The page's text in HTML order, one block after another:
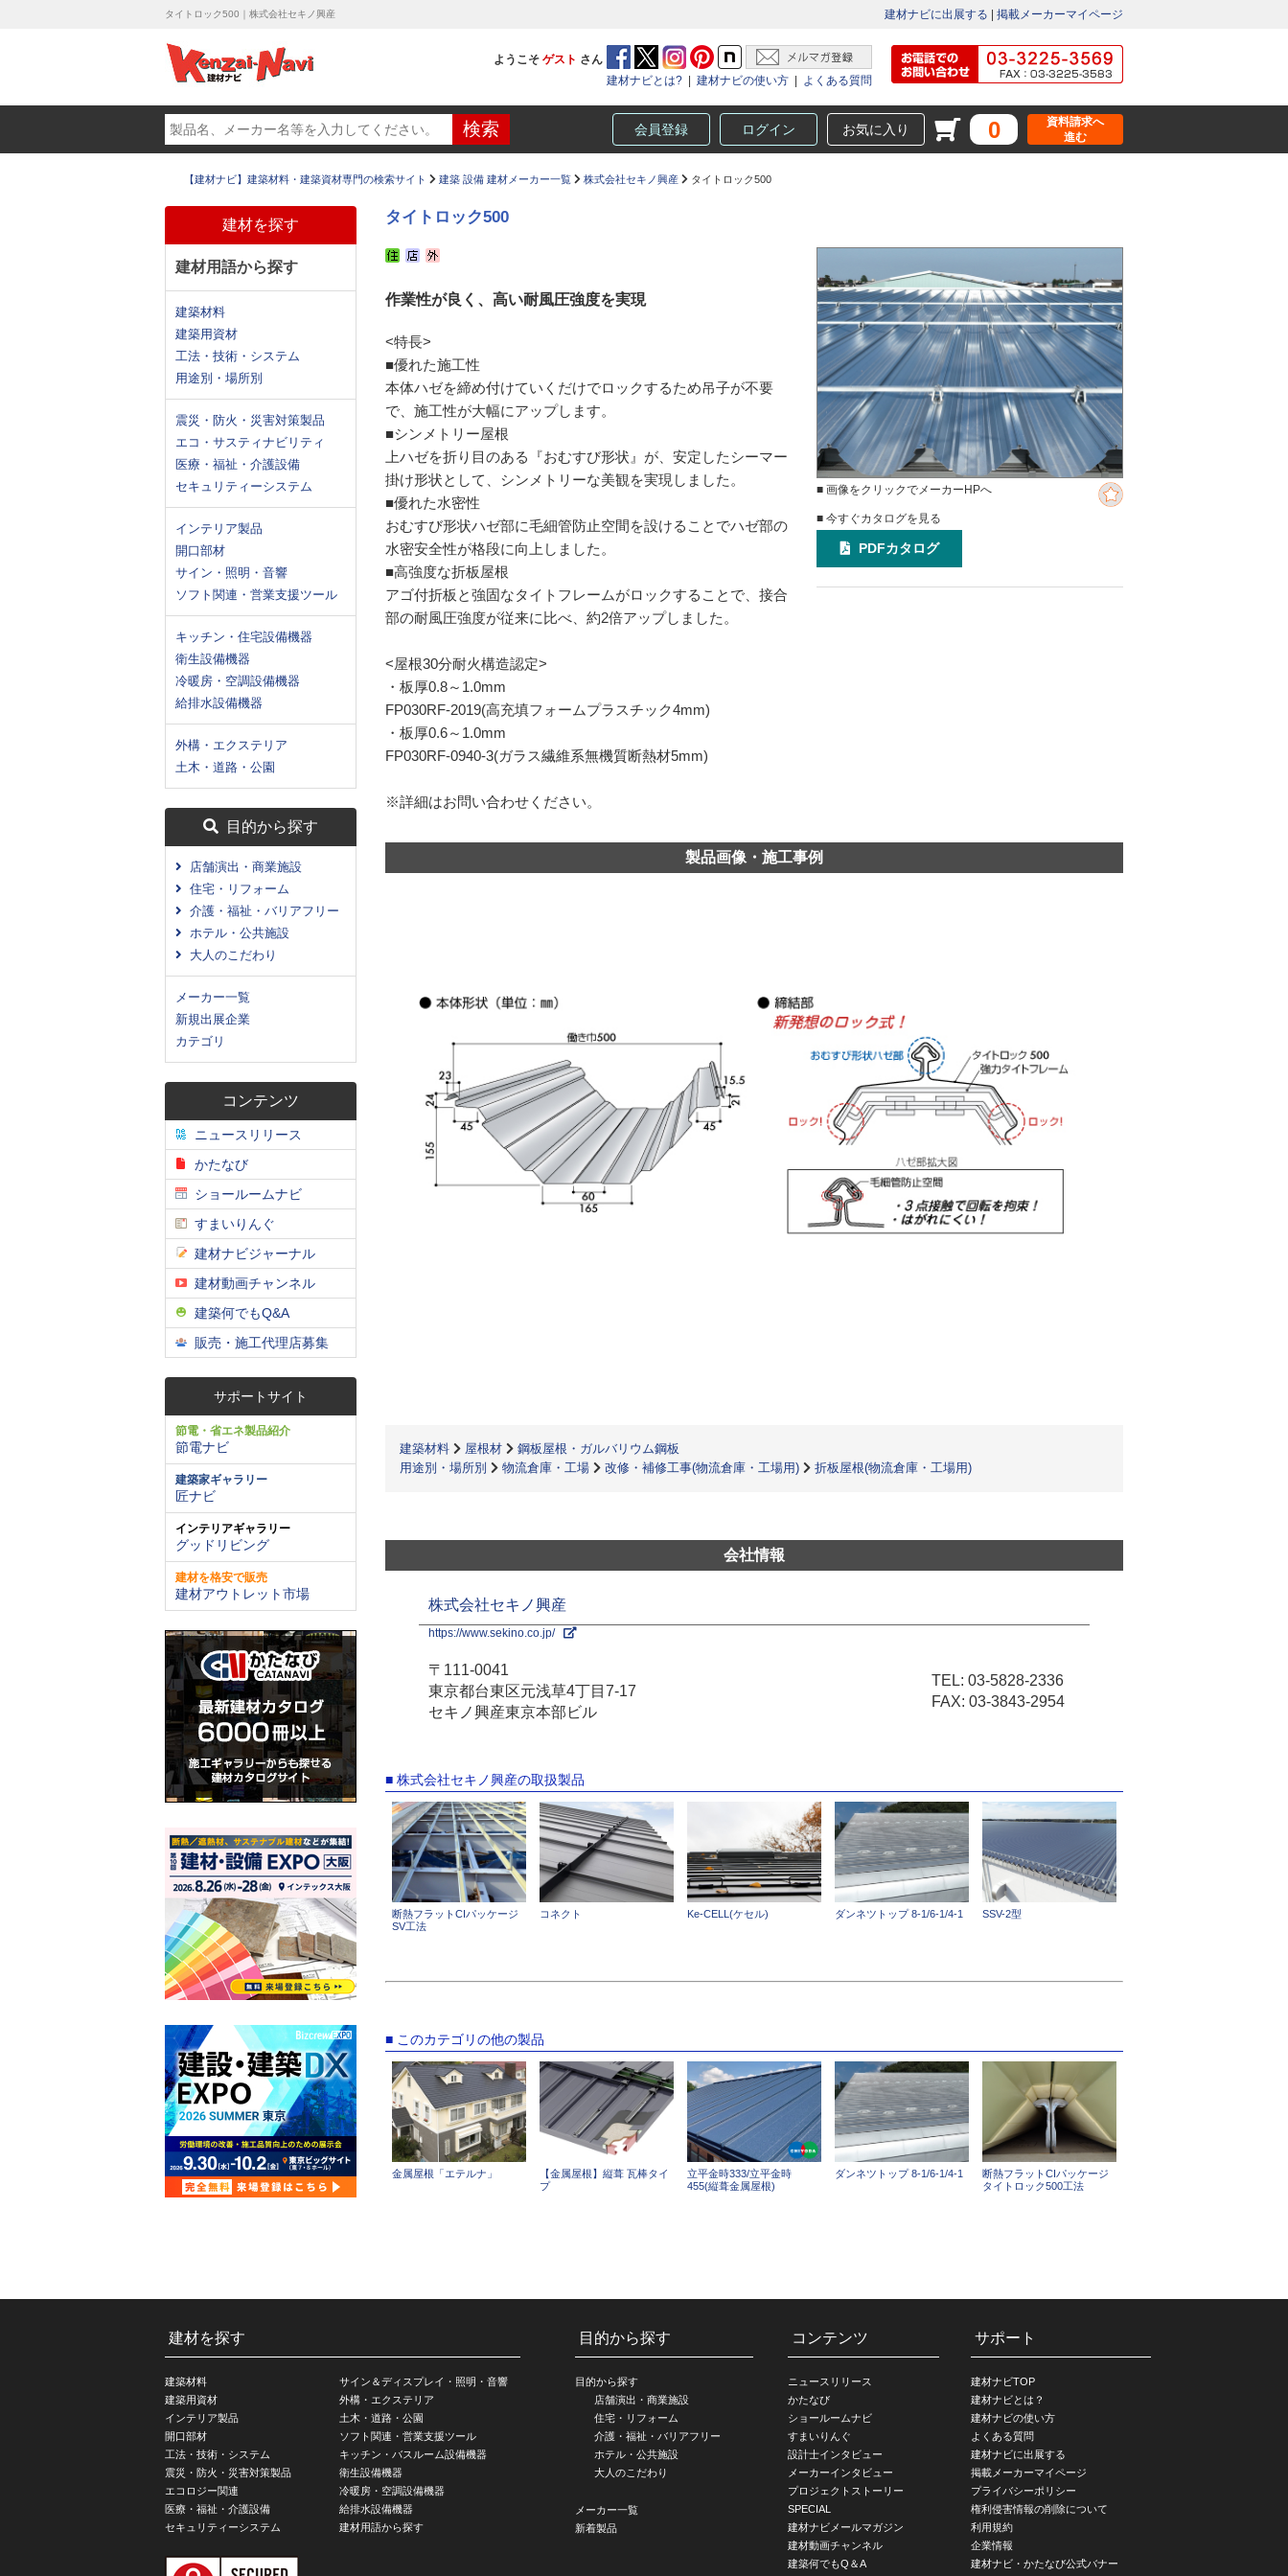
タイトロック500｜株式会社セキノ興産 建材ナビに出展する 掲載メーカーマイページ
ようこそ ゲスト さん
建材ナビとは?
建材ナビの使い方 よくある質問
会員登録 ログイン お気に入り 0
資料請求へ
進む
【建材ナビ】建築材料・建築資材専門の検索サイト 建築 設備 建材メーカー一覧 株式会社セキノ興産 タイトロック500
建材を探す
建材用語から探す
建築材料
建築用資材
工法・技術・システム
用途別・場所別
震災・防火・災害対策製品
エコ・サスティナビリティ
医療・福祉・介護設備
セキュリティーシステム
インテリア製品
開口部材
サイン・照明・音響
ソフト関連・営業支援ツール
キッチン・住宅設備機器
衛生設備機器
冷暖房・空調設備機器
給排水設備機器
外構・エクステリア
土木・道路・公園
目的から探す
店舗演出・商業施設
住宅・リフォーム
介護・福祉・バリアフリー
ホテル・公共施設
大人のこだわり
メーカー一覧
新規出展企業
カテゴリ
コンテンツ
ニュースリリース
かたなび
ショールームナビ
すまいりんぐ
建材ナビジャーナル
建材動画チャンネル
建築何でもQ&A
販売・施工代理店募集
サポートサイト
節電・省エネ製品紹介
節電ナビ
建築家ギャラリー
匠ナビ
インテリアギャラリー
グッドリビング
建材を格安で販売
建材アウトレット市場
タイトロック500
作業性が良く、高い耐風圧強度を実現
<特長>
■優れた施工性
本体ハゼを締め付けていくだけでロックするため吊子が不要
で、施工性が大幅にアップします。
■シンメトリー屋根
上ハゼを折り目のある『おむすび形状』が、安定したシーマー
掛け形状として、シンメトリーな美観を実現しました。
■優れた水密性
おむすび形状ハゼ部に毛細管防止空間を設けることでハゼ部の
水密安全性が格段に向上しました。
■高強度な折板屋根
アゴ付折板と強固なタイトフレームがロックすることで、接合
部の耐風圧強度が従来に比べ、約2倍アップしました。
<屋根30分耐火構造認定>
・板厚0.8～1.0mm
FP030RF-2019(高充填フォームプラスチック4mm)
・板厚0.6～1.0mm
FP030RF-0940-3(ガラス繊維系無機質断熱材5mm)
※詳細はお問い合わせください。
■ 画像をクリックでメーカーHPへ
■ 今すぐカタログを見る
PDFカタログ
製品画像・施工事例
建築材料 屋根材
鋼板屋根・ガルバリウム鋼板
用途別・場所別
物流倉庫・工場 改修・補修工事(物流倉庫・工場用) 折板屋根(物流倉庫・工場用)
会社情報
株式会社セキノ興産
https://www.sekino.co.jp/
〒111-0041
東京都台東区元浅草4丁目7-17
セキノ興産東京本部ビル
TEL: 03-5828-2336
FAX: 03-3843-2954
■ 株式会社セキノ興産の取扱製品
断熱フラットCIパッケージ
SV工法
コネクト Ke-CELL(ケセル) ダンネツトップ 8-1/6-1/4-1 SSV-2型
■ このカテゴリの他の製品
金属屋根「エテルナ」
【金属屋根】縦葺 瓦棒タイ
プ
立平金時333/立平金時
455(縦葺金属屋根)
ダンネツトップ 8-1/6-1/4-1
断熱フラットCIパッケージ
タイトロック500工法
建材を探す
建築材料
建築用資材
インテリア製品
開口部材
工法・技術・システム
震災・防火・災害対策製品
エコロジー関連
医療・福祉・介護設備
セキュリティーシステム
サイン＆ディスプレイ・照明・音響
外構・エクステリア
土木・道路・公園
ソフト関連・営業支援ツール
キッチン・バスルーム設備機器
衛生設備機器
冷暖房・空調設備機器
給排水設備機器
建材用語から探す
目的から探す
目的から探す
店舗演出・商業施設
住宅・リフォーム
介護・福祉・バリアフリー
ホテル・公共施設
大人のこだわり
メーカー一覧
新着製品
コンテンツ
ニュースリリース
かたなび
ショールームナビ
すまいりんぐ
設計士インタビュー
メーカーインタビュー
プロジェクトストーリー
SPECIAL
建材ナビメールマガジン
建材動画チャンネル
建築何でもQ＆A
サポート
建材ナビTOP
建材ナビとは？
建材ナビの使い方
よくある質問
建材ナビに出展する
掲載メーカーマイページ
プライバシーポリシー
権利侵害情報の削除について
利用規約
企業情報
建材ナビ・かたなび公式バナー